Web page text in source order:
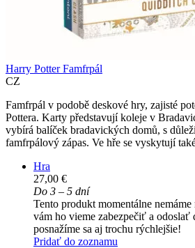
Harry Potter Famfrpál
CZ
Famfrpál v podobě deskové hry, zajisté
Pottera. Karty představují koleje v
vybírá balíček bradavických domů, s
famfrpálový zápas. Ve hře se vyskytují
Hra
27,00 €
Do 3 – 5 dní
Tento produkt momentálne
vám ho vieme zabezpečiť a odoslať
posnažíme sa aj trochu rýchlejšie!
Pridať do zoznamu